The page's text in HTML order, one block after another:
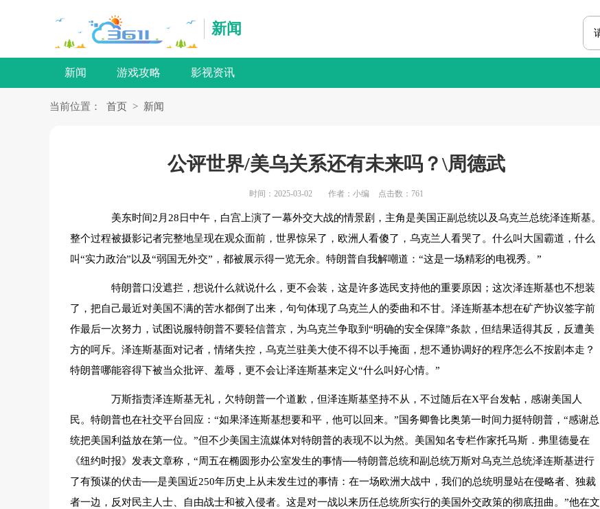
新闻
新闻 游戏攻略 影视资讯
当前位置： 首页 > 新闻
公评世界/美乌关系还有未来吗？\周德武
时间：2025-03-02 作者：小编 点击数： 761
美东时间2月28日中午，白宫上演了一幕外交大战的情景剧，主角是美国正副总统以及乌克兰总统泽连斯基。
整个过程被摄影记者完整地呈现在观众面前，世界惊呆了，欧洲人看傻了，乌克兰人看哭了。什么叫大国霸道，什么
叫“实力政治”以及“弱国无外交”，都被展示得一览无余。特朗普自我解嘲道：“这是一场精彩的电视秀。”
特朗普口没遮拦，想说什么就说什么，更不会装，这是许多选民支持他的重要原因；这次泽连斯基也不想装
了，把自己最近对美国不满的苦水都倒了出来，句句体现了乌克兰人的委曲和不甘。泽连斯基本想在矿产协议签字前
作最后一次努力，试图说服特朗普不要轻信普京，为乌克兰争取到“明确的安全保障”条款，但结果适得其反，反遭美
方的呵斥。泽连斯基面对记者，情绪失控，乌克兰驻美大使不得不以手掩面，想不通协调好的程序怎么不按剧本走？
特朗普哪能容得下被当众批评、羞辱，更不会让泽连斯基来定义“什么叫好心情。”
万斯指责泽连斯基无礼，欠特朗普一个道歉，但泽连斯基坚持不从，不过随后在X平台发帖，感谢美国人
民。特朗普也在社交平台回应：“如果泽连斯基想要和平，他可以回来。”国务卿鲁比奥第一时间力挺特朗普，“感谢总
统把美国利益放在第一位。”但不少美国主流媒体对特朗普的表现不以为然。美国知名专栏作家托马斯．弗里德曼在
《纽约时报》发表文章称，“周五在椭圆形办公室发生的事情──特朗普总统和副总统万斯对乌克兰总统泽连斯基进行
了有预谋的伏击──是美国近250年历史上从未发生过的事情：在一场欧洲大战中，我们的总统明显站在侵略者、独裁
者一边，反对民主人士、自由战士和被入侵者。这是对一战以来历任总统所实行的美国外交政策的彻底扭曲。”他在文